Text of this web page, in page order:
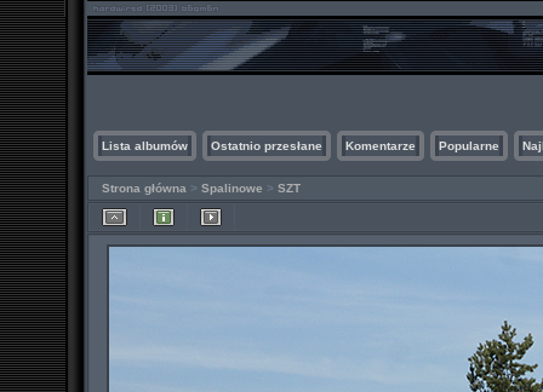
Lista albumów Ostatnio przesłane Komentarze Popularne
Strona główna > Spalinowe > SZT